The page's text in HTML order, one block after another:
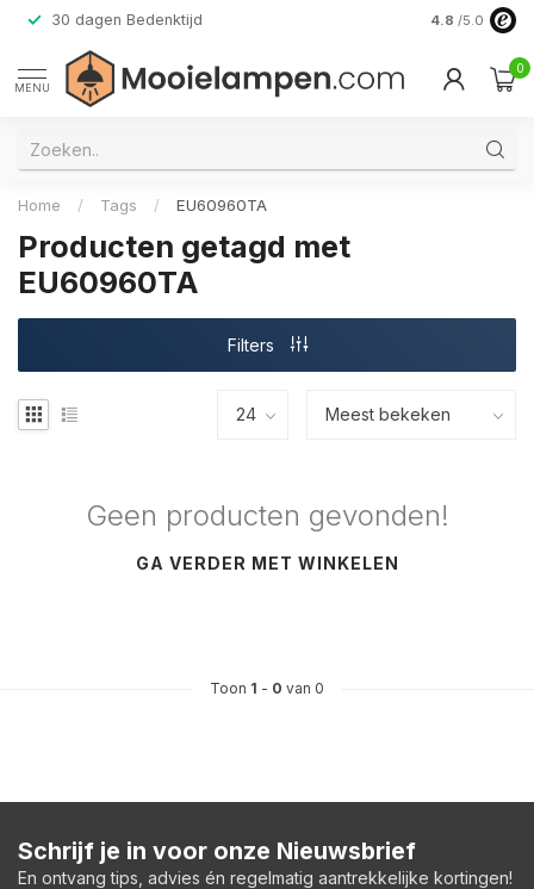
30 dagen Bedenktijd Verzending
4.8 /5.0
MENU
0
Home / Tags / EU60960TA
Producten getagd met
EU60960TA
Filters
Geen producten gevonden!
GA VERDER MET WINKELEN
Toon 1 - 0 van 0
Schrijf je in voor onze Nieuwsbrief
En ontvang tips, advies én regelmatig aantrekkelijke kortingen!